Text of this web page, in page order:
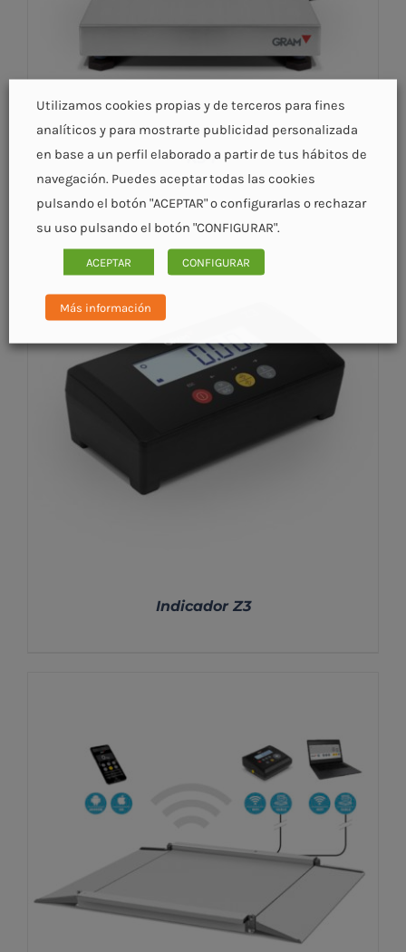
K3-F
Indicador Z3
Utilizamos cookies propias y de terceros para fines
analíticos y para mostrarte publicidad personalizada
en base a un perfil elaborado a partir de tus hábitos de
navegación. Puedes aceptar todas las cookies
pulsando el botón "ACEPTAR" o configurarlas o rechazar
su uso pulsando el botón "CONFIGURAR".
ACEPTAR CONFIGURAR
Más información